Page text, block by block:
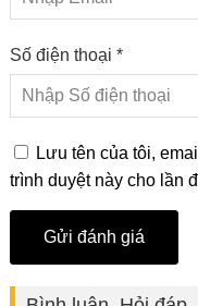
Số điện thoại *
Lưu tên của tôi,
trình duyệt này cho lần